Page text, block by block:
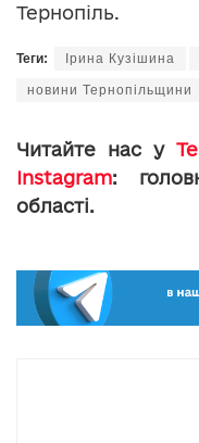
Тернопіль.
Теги: Ірина Кузішина
новини Тернопільщини
Читайте нас у
Instagram:
області.